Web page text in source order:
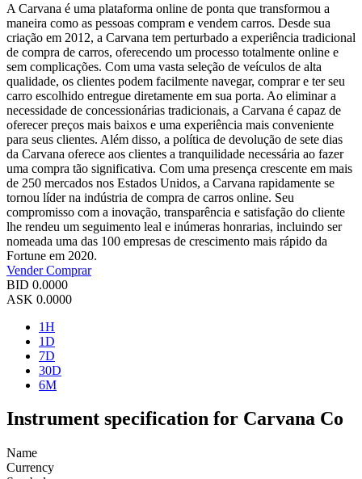
A Carvana é uma plataforma online de ponta que transformou a
maneira como as pessoas compram e vendem carros. Desde sua
criação em 2012, a Carvana tem perturbado a experiência tradicional
de compra de carros, oferecendo um processo totalmente online e
sem complicações. Com uma vasta seleção de veículos de alta
qualidade, os clientes podem facilmente navegar, comprar e ter seu
carro escolhido entregue diretamente em sua porta. Ao eliminar a
necessidade de concessionárias tradicionais, a Carvana é capaz de
oferecer preços mais baixos e uma experiência mais conveniente
para seus clientes. Além disso, a política de devolução de sete dias
da Carvana oferece aos clientes a tranquilidade necessária ao fazer
uma compra tão significativa. Com uma presença crescente em mais
de 250 mercados nos Estados Unidos, a Carvana rapidamente se
tornou líder na indústria de compra de carros online. Seu
compromisso com a inovação, transparência e satisfação do cliente
lhe rendeu um seguimento leal e inúmeras honrarias, incluindo ser
nomeada uma das 100 empresas de crescimento mais rápido da
Fortune em 2020.
VenderComprar
BID 0.0000
ASK 0.0000
1H
1D
7D
30D
6M
Instrument specification for Carvana Co
Name
Currency